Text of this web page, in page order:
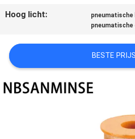
SITEMAP
PRIVACYBELEID
Hoog licht:
BESTE PRIJS